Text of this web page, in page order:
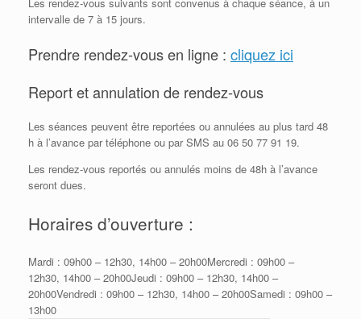
Les rendez-vous suivants sont convenus à chaque séance, à un
intervalle de 7 à 15 jours.
Prendre rendez-vous en ligne : cliquez ici
Report et annulation de rendez-vous
Les séances peuvent être reportées ou annulées au plus tard 48
h à l’avance par téléphone ou par SMS au 06 50 77 91 19.
Les rendez-vous reportés ou annulés moins de 48h à l’avance
seront dues.
Horaires d’ouverture :
Mardi : 09h00 – 12h30, 14h00 – 20h00Mercredi : 09h00 –
12h30, 14h00 – 20h00Jeudi : 09h00 – 12h30, 14h00 –
20h00Vendredi : 09h00 – 12h30, 14h00 – 20h00Samedi : 09h00 –
13h00